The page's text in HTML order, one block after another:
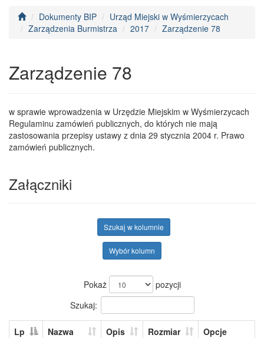
Dokumenty BIP
Urząd Miejski w Wyśmierzycach
Zarządzenia Burmistrza
2017 Zarządzenie 78
Zarządzenie 78
w sprawie wprowadzenia w Urzędzie Miejskim w Wyśmierzycach
Regulaminu zamówień publicznych, do których nie mają
zastosowania przepisy ustawy z dnia 29 stycznia 2004 r. Prawo
zamówień publicznych.
Załączniki
Szukaj w kolumnie
Wybór kolumn
Pokaż
pozycji
Szukaj:
Lp Nazwa Opis Rozmiar
Opcje